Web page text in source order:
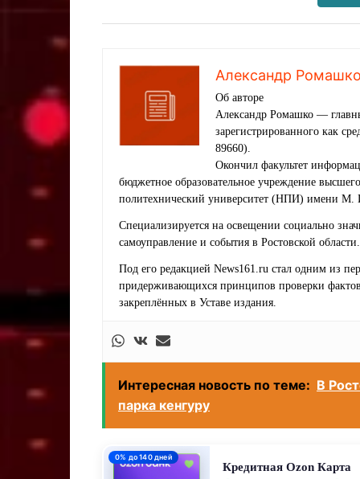
Александр Ромашко
Об авторе
Александр Ромашко —
зарегистрированного как
89660).
Окончил факультет
бюджетное образовательное учреждение
политехнический университет (НПИ) имени М.
Специализируется на освещении социально
самоуправление и события в Ростовской области.
Под его редакцией News161.ru стал одним из
придерживающихся принципов проверки
закреплённых в Уставе издания.
Интересная новость по теме: В
парка кенгуру
0% до 140 дней
Кредитная Ozon Карта